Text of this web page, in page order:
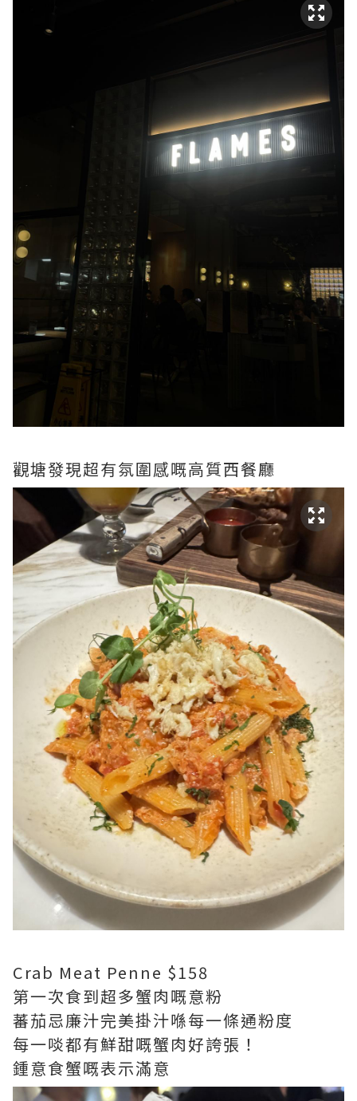
觀塘發現超有氛圍感嘅高質西餐廳
Crab Meat Penne $158
第一次食到超多蟹肉嘅意粉
蕃茄忌廉汁完美掛汁喺每一條通粉度
每一啖都有鮮甜嘅蟹肉好誇張！
鍾意食蟹嘅表示滿意